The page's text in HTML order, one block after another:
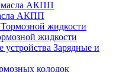
АКПП
жидкости
Зарядные и